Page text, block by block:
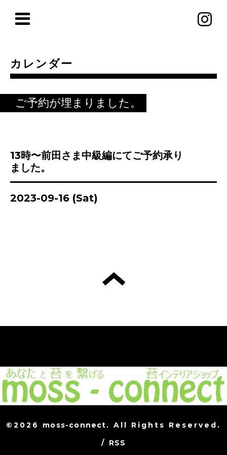
カレンダー
ご予約が埋まりました。
13時〜前田さま中級編にてご予約承り
ました。
2023-09-16 (Sat)
©2026 moss-connect. All Rights Reserved.
/ RSS